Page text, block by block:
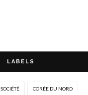
LABELS
SOCIÉTÉ CORÉE DU NORD